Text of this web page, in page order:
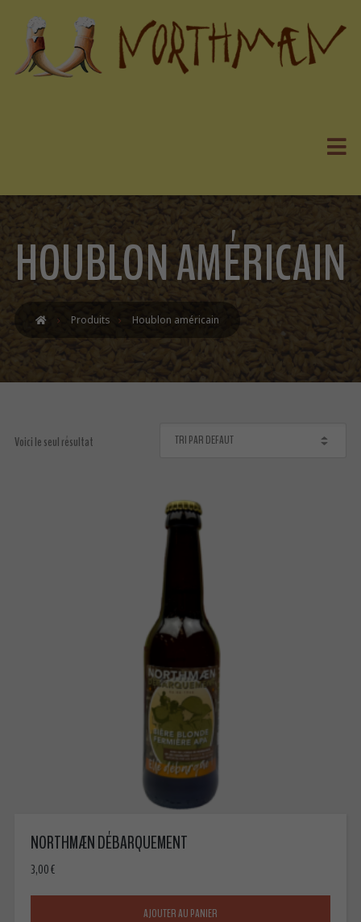
HOUBLON AMÉRICAIN
Produits Houblon américain
Voici le seul résultat
NORTHMÆN DÉBARQUEMENT
3,00€
AJOUTER AU PANIER